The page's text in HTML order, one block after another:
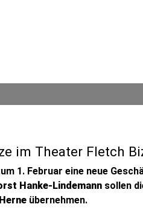
im Theater Fletch
1. Februar eine neue
Hanke-Lindemann sollen
Herne übernehmen.